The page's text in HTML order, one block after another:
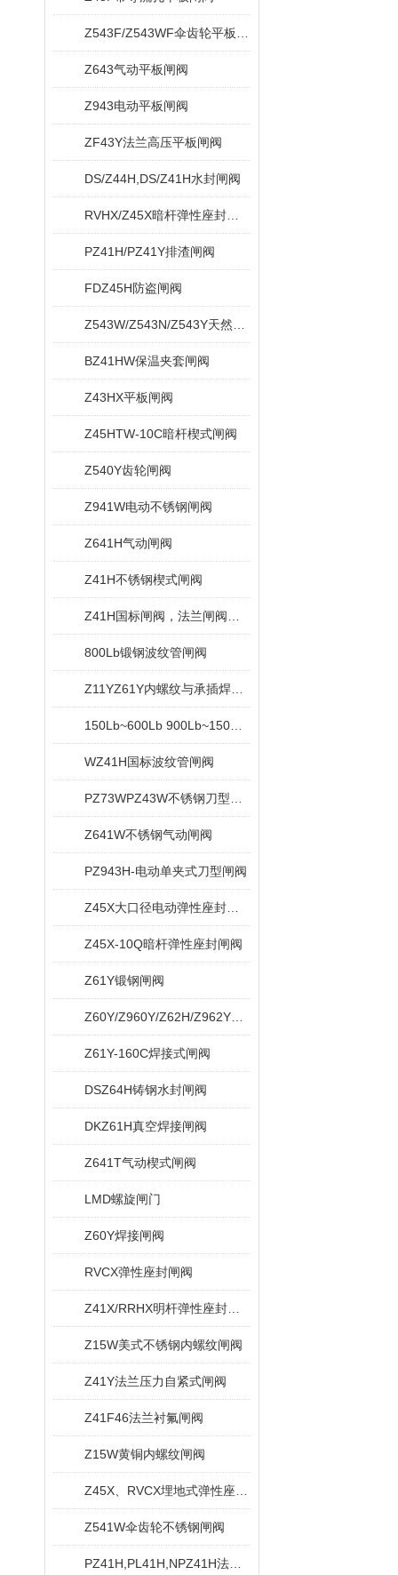
Z643气动平板闸阀
Z943电动平板闸阀
ZF43Y法兰高压平板闸阀
DS/Z44H,DS/Z41H水封闸阀
PZ41H/PZ41Y排渣闸阀
FDZ45H防盗闸阀
BZ41HW保温夹套闸阀
Z43HX平板闸阀
Z45HTW-10C暗杆楔式闸阀
Z540Y齿轮闸阀
Z941W电动不锈钢闸阀
Z641H气动闸阀
Z41H不锈钢楔式闸阀
800Lb锻钢波纹管闸阀
WZ41H国标波纹管闸阀
Z641W不锈钢气动闸阀
PZ943H-电动单夹式刀型闸阀
Z45X-10Q暗杆弹性座封闸阀
Z61Y锻钢闸阀
Z61Y-160C焊接式闸阀
DSZ64H铸钢水封闸阀
DKZ61H真空焊接闸阀
Z641T气动楔式闸阀
LMD螺旋闸门
Z60Y焊接闸阀
RVCX弹性座封闸阀
Z15W美式不锈钢内螺纹闸阀
Z41Y法兰压力自紧式闸阀
Z41F46法兰衬氟闸阀
Z15W黄铜内螺纹闸阀
Z541W伞齿轮不锈钢闸阀